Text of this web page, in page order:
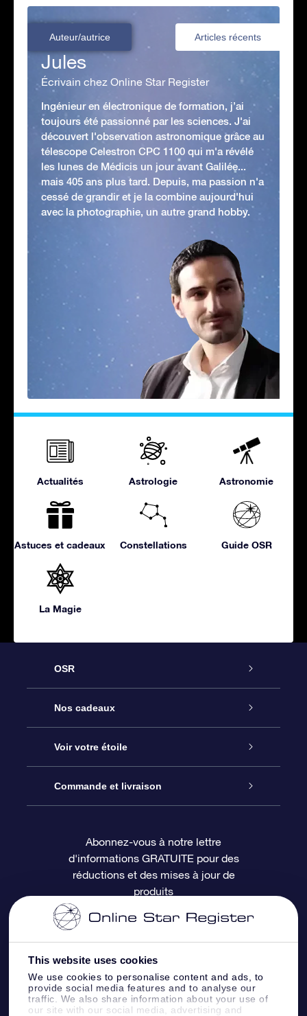
This website uses cookies
We use cookies to personalise content and ads, to
provide social media features and to analyse our
traffic. We also share information about your use of
our site with our social media, advertising and
Auteur/autrice Articles récents
Jules
Écrivain chez Online Star Register
Ingénieur en électronique de formation, j’ai
toujours été passionné par les sciences. J'ai
découvert l'observation astronomique grâce au
télescope Celestron CPC 1100 qui m'a révélé
les lunes de Médicis un jour avant Galilée...
mais 405 ans plus tard. Depuis, ma passion n'a
cessé de grandir et je la combine aujourd'hui
avec la photographie, un autre grand hobby.
Actualités Astrologie Astronomie
Astuces et cadeaux Constellations Guide OSR
La Magie
OSR
Service
À propos de l’OSR
Nous contacter
Questions fréquemment posées
Revues
Nos cadeaux
Cadeau d’étoile en ligne
Coffret cadeau OSR
Carte cadeau OSR
Voir votre étoile
Registre des étoiles
Page d’accueil personnalisée
Appli Voler vers les étoiles
Commande et livraison
Informations de paiement
Informations d’expédition
Politique de retour
Constellations
Abonnez-vous à notre lettre
d'informations GRATUITE pour des
réductions et des mises à jour de
produits